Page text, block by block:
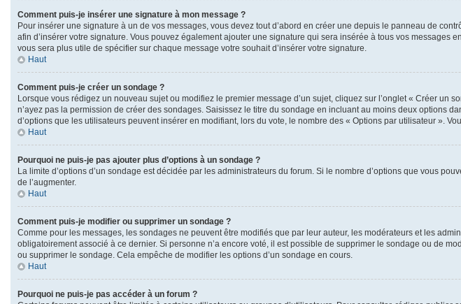
Comment puis-je insérer une signature à mon message ?
Pour insérer une signature à un de vos messages, vous devez tout d’abord en créer une depuis le panneau de
afin d’insérer votre signature. Vous pouvez également ajouter une signature qui sera insérée à tous vos
vous sera plus utile de spécifier sur chaque message votre souhait d’insérer votre signature.
Haut
Comment puis-je créer un sondage ?
Lorsque vous rédigez un nouveau sujet ou modifiez le premier message d’un sujet, cliquez sur l’onglet « Créer
n’ayez pas la permission de créer des sondages. Saisissez le titre du sondage en incluant au moins deux options
d’options que les utilisateurs peuvent insérer en modifiant, lors du vote, le nombre des « Options par utilisateur ».
Haut
Pourquoi ne puis-je pas ajouter plus d’options à un sondage ?
La limite d’options d’un sondage est décidée par les administrateurs du forum. Si le nombre d’options que vous
de l’augmenter.
Haut
Comment puis-je modifier ou supprimer un sondage ?
Comme pour les messages, les sondages ne peuvent être modifiés que par leur auteur, les modérateurs et les
obligatoirement associé à ce dernier. Si personne n’a encore voté, il est possible de supprimer le sondage ou de
ou supprimer le sondage. Cela empêche de modifier les options d’un sondage en cours.
Haut
Pourquoi ne puis-je pas accéder à un forum ?